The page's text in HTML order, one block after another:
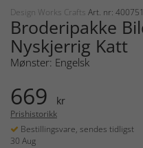
Design Works Crafts Art. nr: 400751
Broderipakke
Nyskjerrig Katt
Mønster: Engelsk
669 kr
Prishistorikk
Bestillingsvare, sendes tidligst
30 Aug